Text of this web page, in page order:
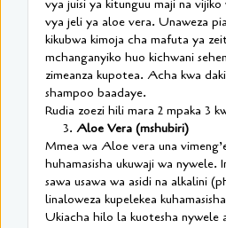
vya juisi ya kitunguu maji na
vya jeli ya aloe vera. Unaweza
kikubwa kimoja cha mafuta ya
mchanganyiko huo kichwani
zimeanza kupotea. Acha kwa
shampoo baadaye.
Rudia zoezi hili mara 2 mpaka 3
3. Aloe Vera (mshubiri)
Mmea wa Aloe vera una
huhamasisha ukuwaji wa nywele.
sawa usawa wa asidi na alkalini
linaloweza kupelekea
Ukiacha hilo la kuotesha nywele